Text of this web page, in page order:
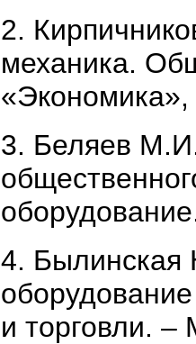
2.
механика.
3. Беляев
4. Былинская
и торговли.